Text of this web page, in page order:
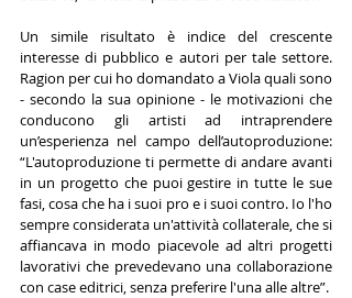
Un simile risultato è indice del crescente
interesse di pubblico e autori per tale settore.
Ragion per cui ho domandato a Viola quali sono
- secondo la sua opinione - le motivazioni che
conducono gli artisti ad intraprendere
un’esperienza nel campo dell’autoproduzione:
“L'autoproduzione ti permette di andare avanti
in un progetto che puoi gestire in tutte le sue
fasi, cosa che ha i suoi pro e i suoi contro. Io l'ho
sempre considerata un'attività collaterale, che si
affiancava in modo piacevole ad altri progetti
lavorativi che prevedevano una collaborazione
con case editrici, senza preferire l'una alle altre”.